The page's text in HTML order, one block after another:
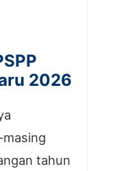
2026
tahun